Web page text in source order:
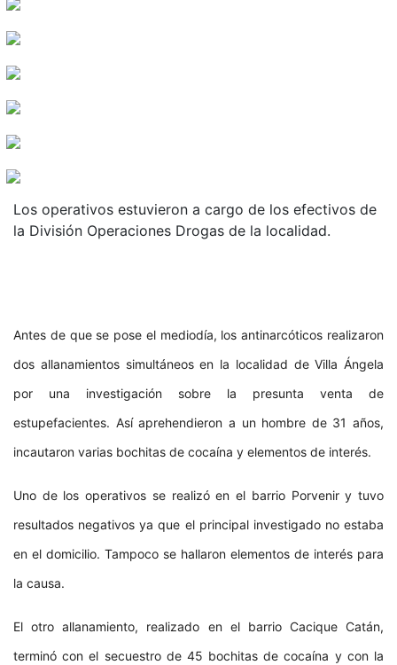
Los operativos estuvieron a cargo de los efectivos de
la División Operaciones Drogas de la localidad.
Antes de que se pose el mediodía, los antinarcóticos realizaron
dos allanamientos simultáneos en la localidad de Villa Ángela
por una investigación sobre la presunta venta de
estupefacientes. Así aprehendieron a un hombre de 31 años,
incautaron varias bochitas de cocaína y elementos de interés.
Uno de los operativos se realizó en el barrio Porvenir y tuvo
resultados negativos ya que el principal investigado no estaba
en el domicilio. Tampoco se hallaron elementos de interés para
la causa.
El otro allanamiento, realizado en el barrio Cacique Catán,
terminó con el secuestro de 45 bochitas de cocaína y con la